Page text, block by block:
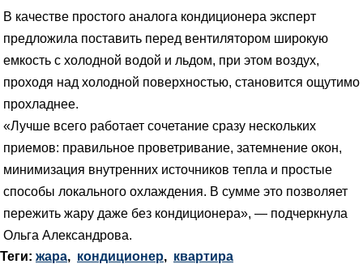
В качестве простого аналога кондиционера эксперт
предложила поставить перед вентилятором широкую
емкость с холодной водой и льдом, при этом воздух,
проходя над холодной поверхностью, становится ощутимо
прохладнее.
«Лучше всего работает сочетание сразу нескольких
приемов: правильное проветривание, затемнение окон,
минимизация внутренних источников тепла и простые
способы локального охлаждения. В сумме это позволяет
пережить жару даже без кондиционера», — подчеркнула
Ольга Александрова.
Теги: жара, кондиционер, квартира